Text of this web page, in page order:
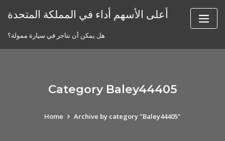
أعلى الأسهم أداء في المملكة المتحدة
هل يمكن أن نتاجر في سيارة ممولة؟
Category Baley44405
Home Archive by category "Baley44405"